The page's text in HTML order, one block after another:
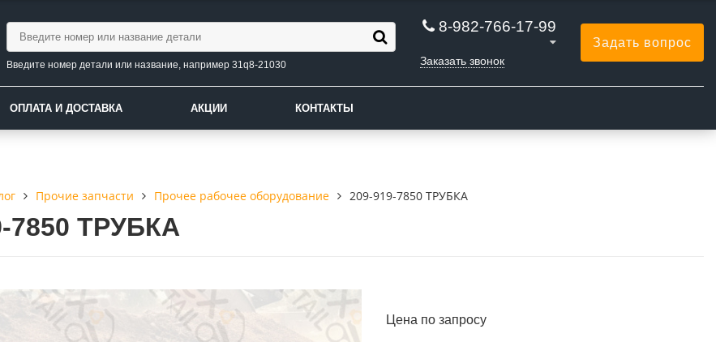
Введите номер детали или название, например 31q8-21030
8-982-766-17-99
Заказать звонок
Задать вопрос
ОПЛАТА И ДОСТАВКА АКЦИИ КОНТАКТЫ
Прочие запчасти Прочее рабочее оборудование 209-919-7850 ТРУБКА
7850 ТРУБКА
Цена по запросу